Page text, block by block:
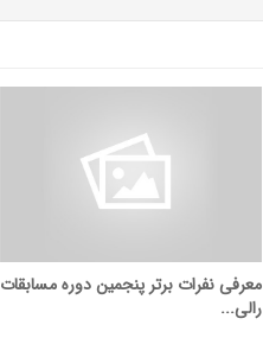
معرفی نفرات برتر پنجمین دوره مسابقات
رالی...